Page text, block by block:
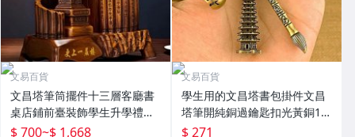
文易百貨
文昌塔筆筒擺件十三層客廳書
桌店鋪前臺裝飾學生升學禮品
喬遷禮物
$ 700~$ 1,668
文易百貨
學生用的文昌塔書包掛件文昌
塔筆開純銅過鑰匙扣光黃銅13
層9層制1
$ 271